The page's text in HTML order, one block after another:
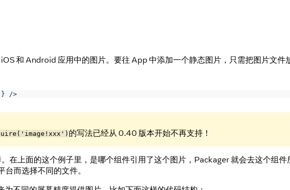
和 Android 应用中的图片。要往 App 中添加一个静态图片，只需把图片文
} />
的写法已经从 0.40 版本开始不再支持！
在上面的这个例子里，是哪个组件引用了这个图片，Packager 就会去这个组
台而选择不同的文件。